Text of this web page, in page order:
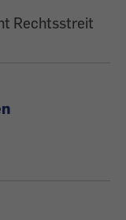
Rechtsstreit